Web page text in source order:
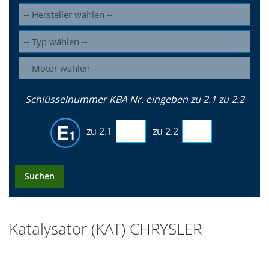
Schlüsselnummer KBA Nr. eingeben zu 2.1 zu 2.2
zu 2.1 zu 2.2
Suchen
Katalysator (KAT) CHRYSLER